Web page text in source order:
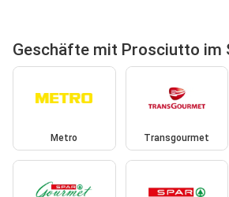
Geschäfte mit Prosciutto im
Metro Transgourmet